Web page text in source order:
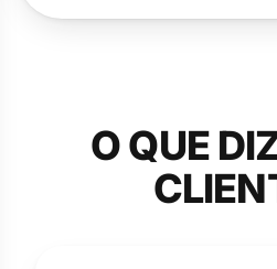
O QUE